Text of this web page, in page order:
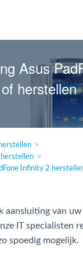
–
in
Zelfstandige
KMO
Windows Agent
Asus
herstellen
Infinity 2
aansluiting van
IT specialisten
spoedig mogelijk.